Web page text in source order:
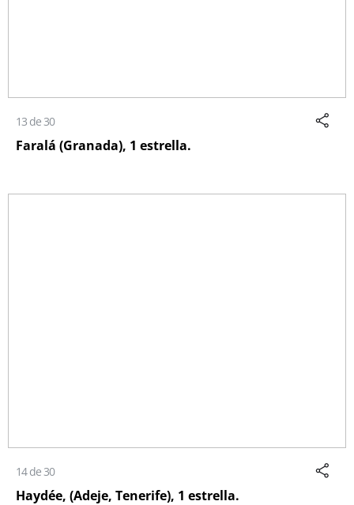
13 de 30
Faralá (Granada), 1 estrella.
14 de 30
Haydée, (Adeje, Tenerife), 1 estrella.